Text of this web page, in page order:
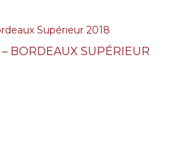
BORDEAUX SUPÉRIEUR